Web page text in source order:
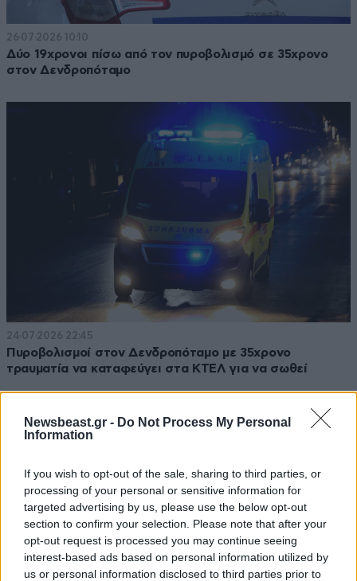
Newsbeast.gr - Do Not Process My Personal
Information
If you wish to opt-out of the sale, sharing to third parties, or
processing of your personal or sensitive information for
targeted advertising by us, please use the below opt-out
section to confirm your selection. Please note that after your
opt-out request is processed you may continue seeing
interest-based ads based on personal information utilized by
us or personal information disclosed to third parties prior to
26·07·2026 10:10
Δύο 19χρονοι πίσω από τον πυροβολισμό σε 35χρονο
στον Δενδροπόταμο
24·07·2026 22:45
Πυροβολισμοί στον Δενδροπόταμο με 35χρονο
τραυματία να καταφεύγει στα ΚΤΕΛ για να σωθεί